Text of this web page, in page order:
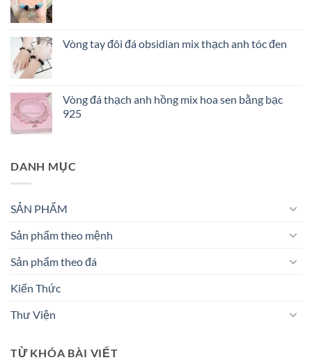
Vòng tay đôi đá obsidian mix thạch anh tóc đen
Vòng đá thạch anh hồng mix hoa sen bằng bạc
925
DANH MỤC
SẢN PHẨM
Sản phẩm theo mệnh
Sản phẩm theo đá
Kiến Thức
Thư Viện
TỪ KHÓA BÀI VIẾT